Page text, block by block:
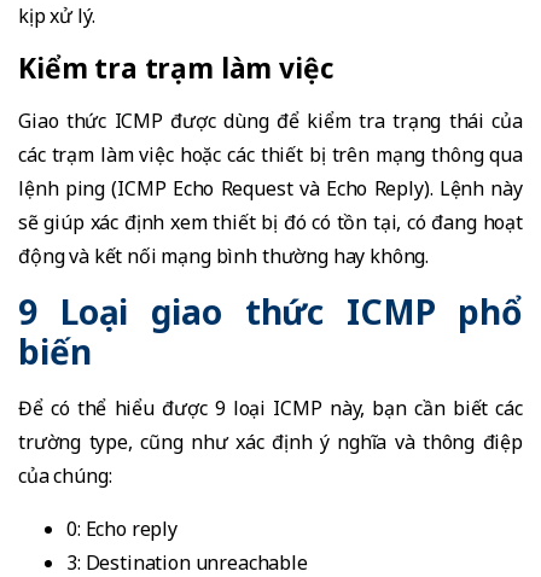
kịp xử lý.
Kiểm tra trạm làm việc
Giao thức ICMP được dùng để kiểm tra trạng thái của
các trạm làm việc hoặc các thiết bị trên mạng thông qua
lệnh ping (ICMP Echo Request và Echo Reply). Lệnh này
sẽ giúp xác định xem thiết bị đó có tồn tại, có đang hoạt
động và kết nối mạng bình thường hay không.
9 Loại giao thức ICMP phổ
biến
Để có thể hiểu được 9 loại ICMP này, bạn cần biết các
trường type, cũng như xác định ý nghĩa và thông điệp
của chúng:
0: Echo reply
3: Destination unreachable